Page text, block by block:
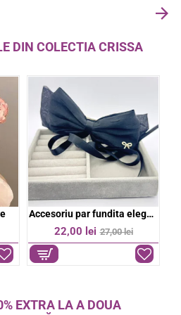
DIN COLECTIA CRISSA
-19%Accesoriu par fundita eleganta
22,00 lei 27,00 lei
EXTRA LA A DOUA